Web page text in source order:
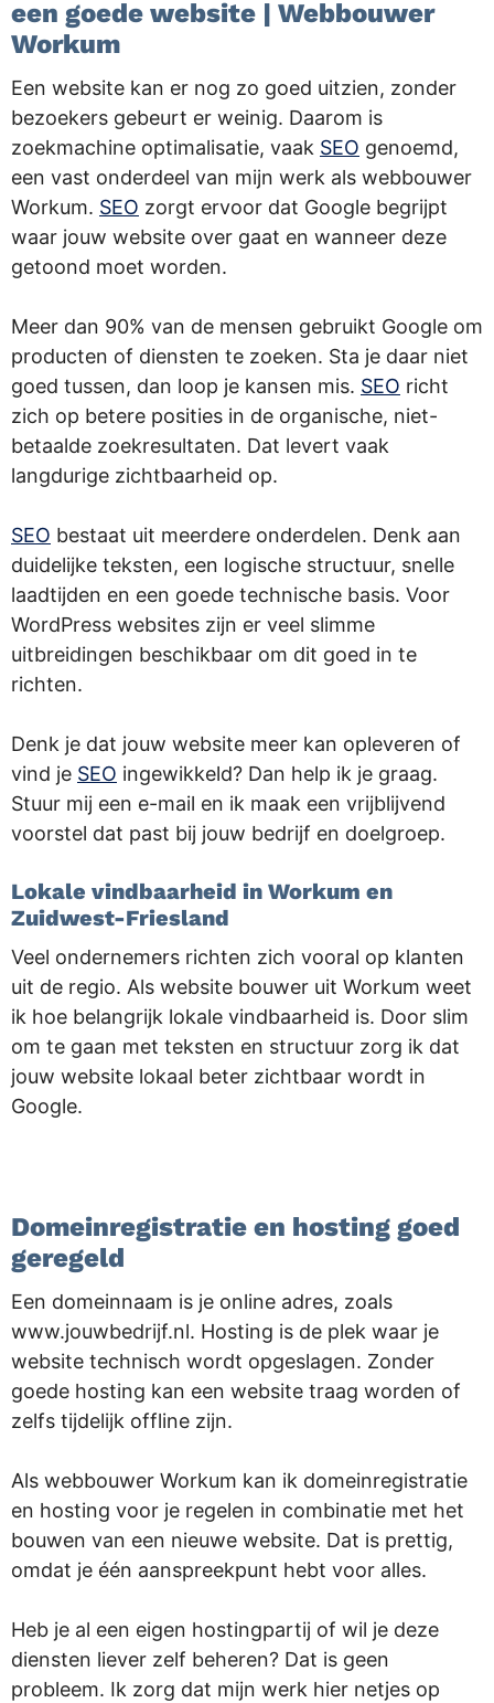
een goede website | Webbouwer
Workum
Een website kan er nog zo goed uitzien, zonder
bezoekers gebeurt er weinig. Daarom is
zoekmachine optimalisatie, vaak SEO genoemd,
een vast onderdeel van mijn werk als webbouwer
Workum. SEO zorgt ervoor dat Google begrijpt
waar jouw website over gaat en wanneer deze
getoond moet worden.
Meer dan 90% van de mensen gebruikt Google om
producten of diensten te zoeken. Sta je daar niet
goed tussen, dan loop je kansen mis. SEO richt
zich op betere posities in de organische, niet-
betaalde zoekresultaten. Dat levert vaak
langdurige zichtbaarheid op.
SEO bestaat uit meerdere onderdelen. Denk aan
duidelijke teksten, een logische structuur, snelle
laadtijden en een goede technische basis. Voor
WordPress websites zijn er veel slimme
uitbreidingen beschikbaar om dit goed in te
richten.
Denk je dat jouw website meer kan opleveren of
vind je SEO ingewikkeld? Dan help ik je graag.
Stuur mij een e-mail en ik maak een vrijblijvend
voorstel dat past bij jouw bedrijf en doelgroep.
Lokale vindbaarheid in Workum en
Zuidwest-Friesland
Veel ondernemers richten zich vooral op klanten
uit de regio. Als website bouwer uit Workum weet
ik hoe belangrijk lokale vindbaarheid is. Door slim
om te gaan met teksten en structuur zorg ik dat
jouw website lokaal beter zichtbaar wordt in
Google.
Domeinregistratie en hosting goed
geregeld
Een domeinnaam is je online adres, zoals
www.jouwbedrijf.nl. Hosting is de plek waar je
website technisch wordt opgeslagen. Zonder
goede hosting kan een website traag worden of
zelfs tijdelijk offline zijn.
Als webbouwer Workum kan ik domeinregistratie
en hosting voor je regelen in combinatie met het
bouwen van een nieuwe website. Dat is prettig,
omdat je één aanspreekpunt hebt voor alles.
Heb je al een eigen hostingpartij of wil je deze
diensten liever zelf beheren? Dat is geen
probleem. Ik zorg dat mijn werk hier netjes op